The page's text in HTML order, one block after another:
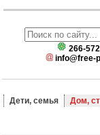
266-
info@free-
Дети, семья Дом,